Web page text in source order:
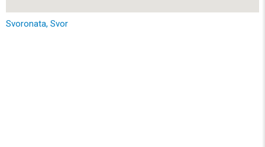
Svoronata, Svor